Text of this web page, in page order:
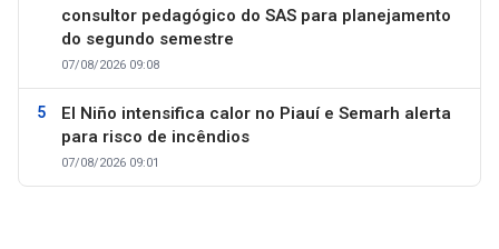
consultor pedagógico do SAS para planejamento
do segundo semestre
07/08/2026 09:08
El Niño intensifica calor no Piauí e Semarh alerta
para risco de incêndios
07/08/2026 09:01